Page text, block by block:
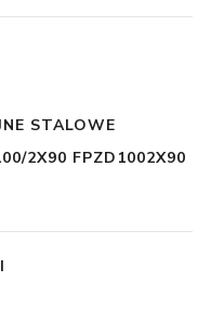
STALOWE
2X90 FPZD1002X90